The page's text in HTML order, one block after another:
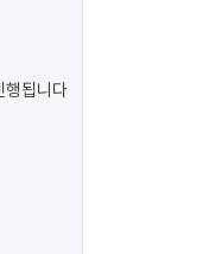
행됩니다